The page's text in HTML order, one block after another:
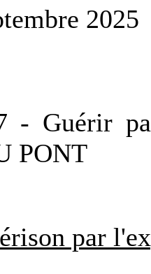
2025
- Guérir
PONT
par